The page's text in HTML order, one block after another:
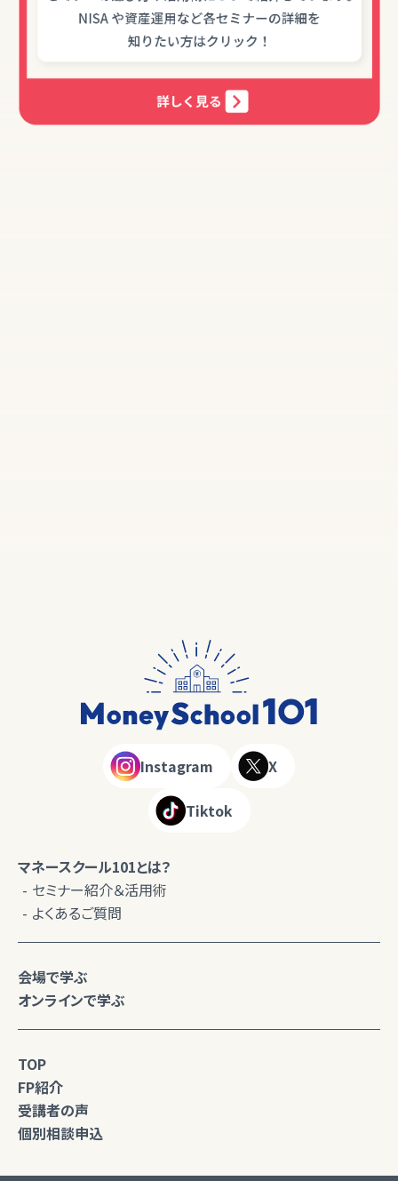
Instagram X
Tiktok
マネースクール101とは？
セミナー紹介＆活用術
よくあるご質問
会場で学ぶ
オンラインで学ぶ
TOP
FP紹介
受講者の声
個別相談申込